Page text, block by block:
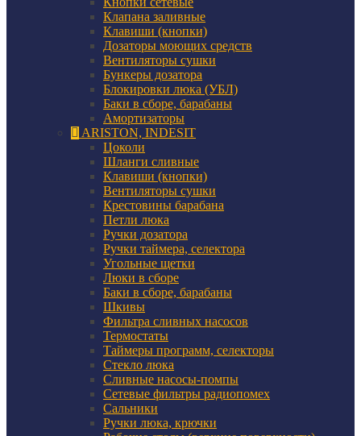
Клапана заливные
Клавиши (кнопки)
Дозаторы моющих средств
Вентиляторы сушки
Бункеры дозатора
Блокировки люка (УБЛ)
Баки в сборе, барабаны
Амортизаторы
ARISTON, INDESIT
Цоколи
Шланги сливные
Клавиши (кнопки)
Вентиляторы сушки
Крестовины барабана
Петли люка
Ручки дозатора
Ручки таймера, селектора
Угольные щетки
Люки в сборе
Баки в сборе, барабаны
Шкивы
Фильтра сливных насосов
Термостаты
Таймеры программ, селекторы
Стекло люка
Сливные насосы-помпы
Сетевые фильтры радиопомех
Сальники
Ручки люка, крючки